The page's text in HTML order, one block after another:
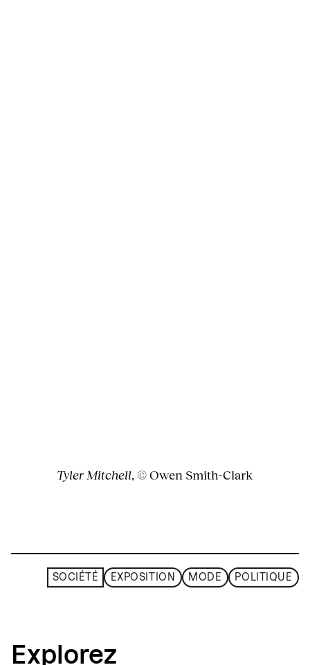
Tyler Mitchell, © Owen Smith-Clark
SOCIÉTÉ EXPOSITION MODE POLITIQUE
Explorez